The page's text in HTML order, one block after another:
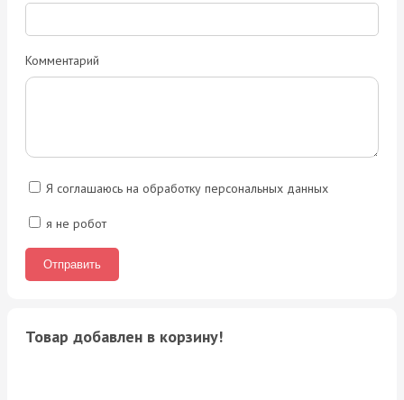
Комментарий
Я соглашаюсь на обработку персональных данных
я не робот
Товар добавлен в корзину!